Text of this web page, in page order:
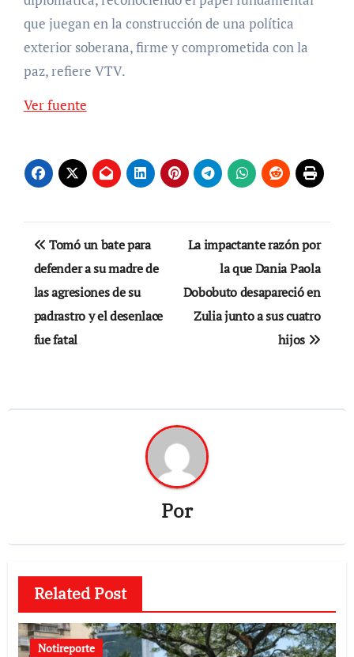
que juegan en la construcción de una política
exterior soberana, firme y comprometida con la
paz, refiere VTV.
Ver fuente
Navegación
de
entradas
Tomó un bate para
defender a su madre de
las agresiones de su
padrastro y el desenlace
fue fatal
La impactante razón por
la que Dania Paola
Dobobuto desapareció en
Zulia junto a sus cuatro
hijos
Por
Related Post
Notireporte